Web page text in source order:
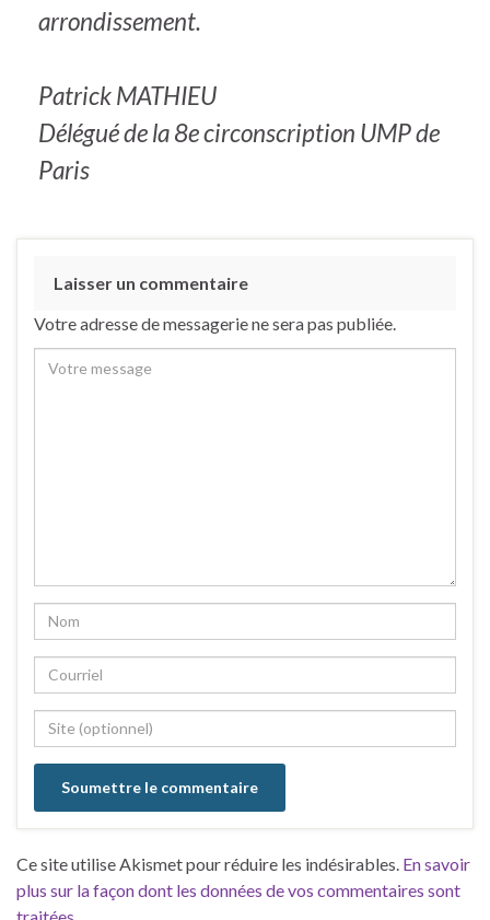
arrondissement.
Patrick MATHIEU
Délégué de la 8e circonscription UMP de
Paris
Laisser un commentaire
Votre adresse de messagerie ne sera pas publiée.
Ce site utilise Akismet pour réduire les indésirables. En savoir
plus sur la façon dont les données de vos commentaires sont